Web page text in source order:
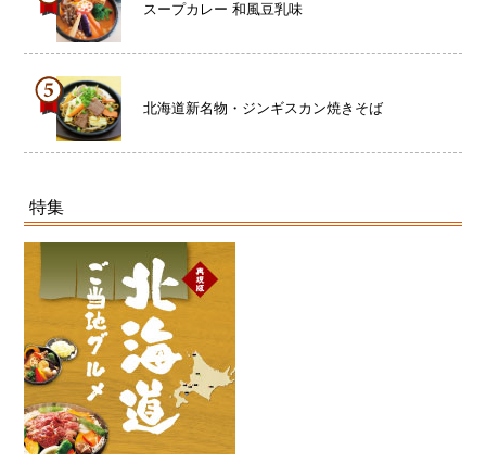
スープカレー 和風豆乳味
北海道新名物・ジンギスカン焼きそば
特集